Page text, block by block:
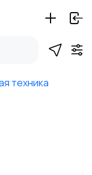
техника